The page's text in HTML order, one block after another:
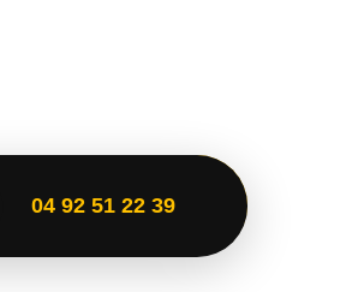
04 92 51 22 39